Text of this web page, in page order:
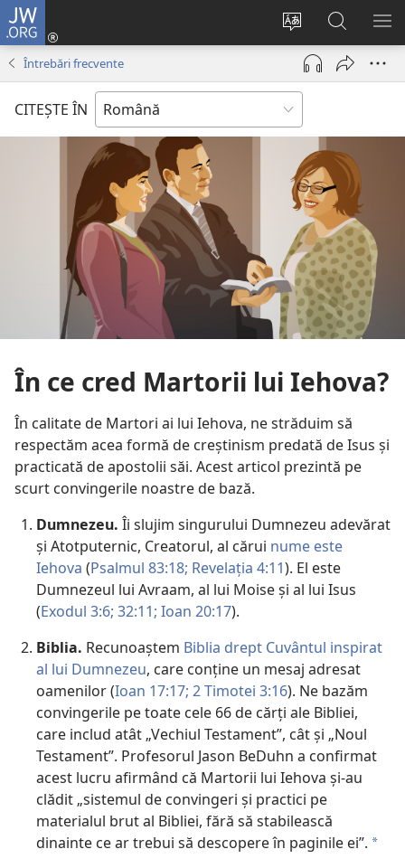
JW.ORG
Schimbaţi
limba
site-
ului
Conectează-
deschide
o
nouă)
Căutați
pe
JW.ORG
Întrebări frecvente
CITEŞTE ÎN
În ce cred Martorii lui Iehova?
În calitate de Martori ai lui Iehova, ne străduim să
respectăm acea formă de creștinism predată de Isus și
practicată de apostolii săi. Acest articol prezintă pe
scurt convingerile noastre de bază.
Dumnezeu. Îi slujim singurului Dumnezeu adevărat
și Atotputernic, Creatorul, al cărui nume este
Iehova (Psalmul 83:18; Revelația 4:11). El este
Dumnezeul lui Avraam, al lui Moise și al lui Isus
(Exodul 3:6; 32:11; Ioan 20:17).
Biblia. Recunoaștem Biblia drept Cuvântul inspirat
al lui Dumnezeu, care conține un mesaj adresat
oamenilor (Ioan 17:17; 2 Timotei 3:16). Ne bazăm
convingerile pe toate cele 66 de cărți ale Bibliei,
care includ atât „Vechiul Testament”, cât și „Noul
Testament”. Profesorul Jason BeDuhn a confirmat
acest lucru afirmând că Martorii lui Iehova și-au
clădit „sistemul de convingeri și practici pe
materialul brut al Bibliei, fără să stabilească
dinainte ce ar trebui să descopere în paginile ei”. a